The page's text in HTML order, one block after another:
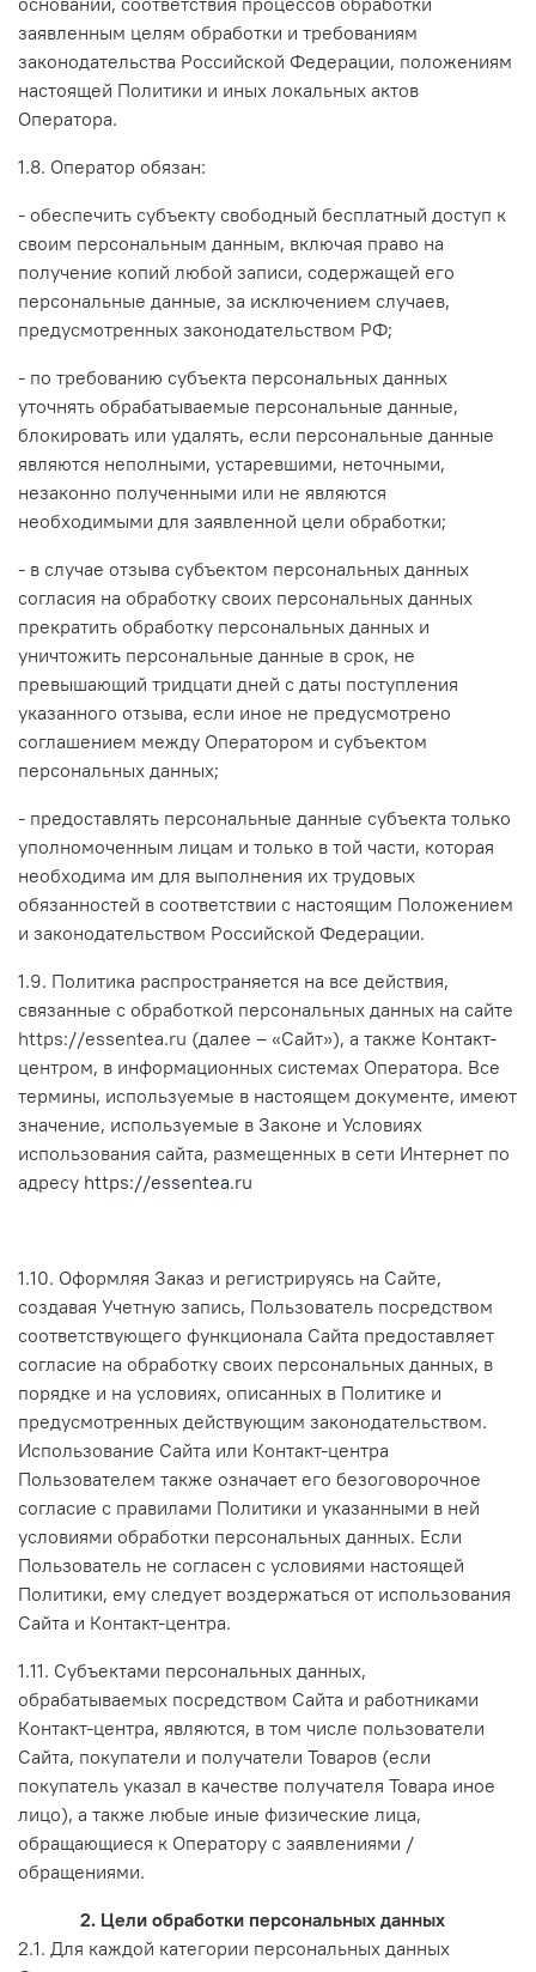
заявленным целям обработки и требованиям
законодательства Российской Федерации, положениям
настоящей Политики и иных локальных актов
Оператора.
1.8. Оператор обязан:
- обеспечить субъекту свободный бесплатный доступ к
своим персональным данным, включая право на
получение копий любой записи, содержащей его
персональные данные, за исключением случаев,
предусмотренных законодательством РФ;
- по требованию субъекта персональных данных
уточнять обрабатываемые персональные данные,
блокировать или удалять, если персональные данные
являются неполными, устаревшими, неточными,
незаконно полученными или не являются
необходимыми для заявленной цели обработки;
- в случае отзыва субъектом персональных данных
согласия на обработку своих персональных данных
прекратить обработку персональных данных и
уничтожить персональные данные в срок, не
превышающий тридцати дней с даты поступления
указанного отзыва, если иное не предусмотрено
соглашением между Оператором и субъектом
персональных данных;
- предоставлять персональные данные субъекта только
уполномоченным лицам и только в той части, которая
необходима им для выполнения их трудовых
обязанностей в соответствии с настоящим Положением
и законодательством Российской Федерации.
1.9. Политика распространяется на все действия,
связанные с обработкой персональных данных на сайте
https://essentea.ru (далее – «Сайт»), а также Контакт-
центром, в информационных системах Оператора. Все
термины, используемые в настоящем документе, имеют
значение, используемые в Законе и Условиях
использования сайта, размещенных в сети Интернет по
адресу https://essentea.ru
1.10. Оформляя Заказ и регистрируясь на Сайте,
создавая Учетную запись, Пользователь посредством
соответствующего функционала Сайта предоставляет
согласие на обработку своих персональных данных, в
порядке и на условиях, описанных в Политике и
предусмотренных действующим законодательством.
Использование Сайта или Контакт-центра
Пользователем также означает его безоговорочное
согласие с правилами Политики и указанными в ней
условиями обработки персональных данных. Если
Пользователь не согласен с условиями настоящей
Политики, ему следует воздержаться от использования
Сайта и Контакт-центра.
1.11. Субъектами персональных данных,
обрабатываемых посредством Сайта и работниками
Контакт-центра, являются, в том числе пользователи
Сайта, покупатели и получатели Товаров (если
покупатель указал в качестве получателя Товара иное
лицо), а также любые иные физические лица,
обращающиеся к Оператору с заявлениями /
обращениями.
2. Цели обработки персональных данных
2.1. Для каждой категории персональных данных